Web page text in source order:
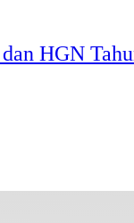
HGN